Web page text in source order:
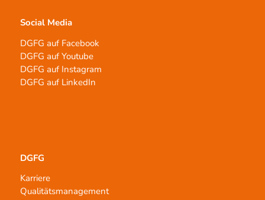
Social Media
DGFG auf Facebook
DGFG auf Youtube
DGFG auf Instagram
DGFG auf LinkedIn
DGFG
Karriere
Qualitätsmanagement